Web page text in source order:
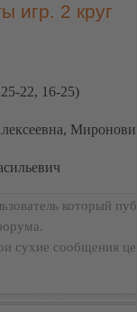
игр. 2 круг
22, 16-25)
который
сухие сообщения